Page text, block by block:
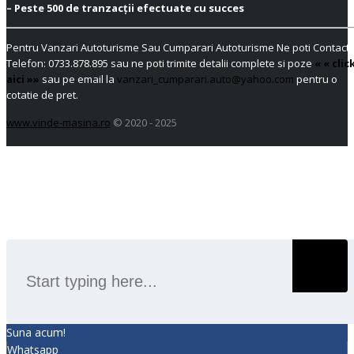
– Peste 500 de tranzacții efectuate cu succes
Pentru Vanzari Autoturisme Sau Cumparari Autoturisme Ne poti
Telefon: 0733.878.895 sau ne poti trimite detalii complete si poze « «
aici »» sau pe email la vanzari_cumparari.auto@yahoo.com pentru o
cotatie de pret.
www.vinde-masina.ro © 2020 - 2025
Suna acum!
Whatsapp